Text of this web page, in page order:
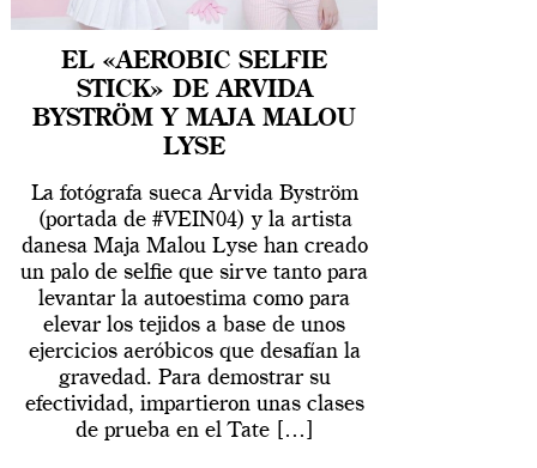
EL «AEROBIC SELFIE
STICK» DE ARVIDA
BYSTRÖM Y MAJA MALOU
LYSE
La fotógrafa sueca Arvida Byström
(portada de #VEIN04) y la artista
danesa Maja Malou Lyse han creado
un palo de selfie que sirve tanto para
levantar la autoestima como para
elevar los tejidos a base de unos
ejercicios aeróbicos que desafían la
gravedad. Para demostrar su
efectividad, impartieron unas clases
de prueba en el Tate […]